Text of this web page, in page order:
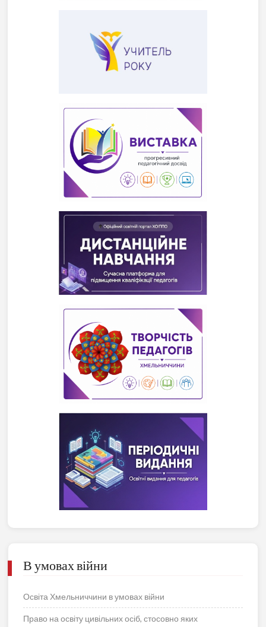
В умовах війни
Освіта Хмельниччини в умовах війни
Право на освіту цивільних осіб, стосовно яких